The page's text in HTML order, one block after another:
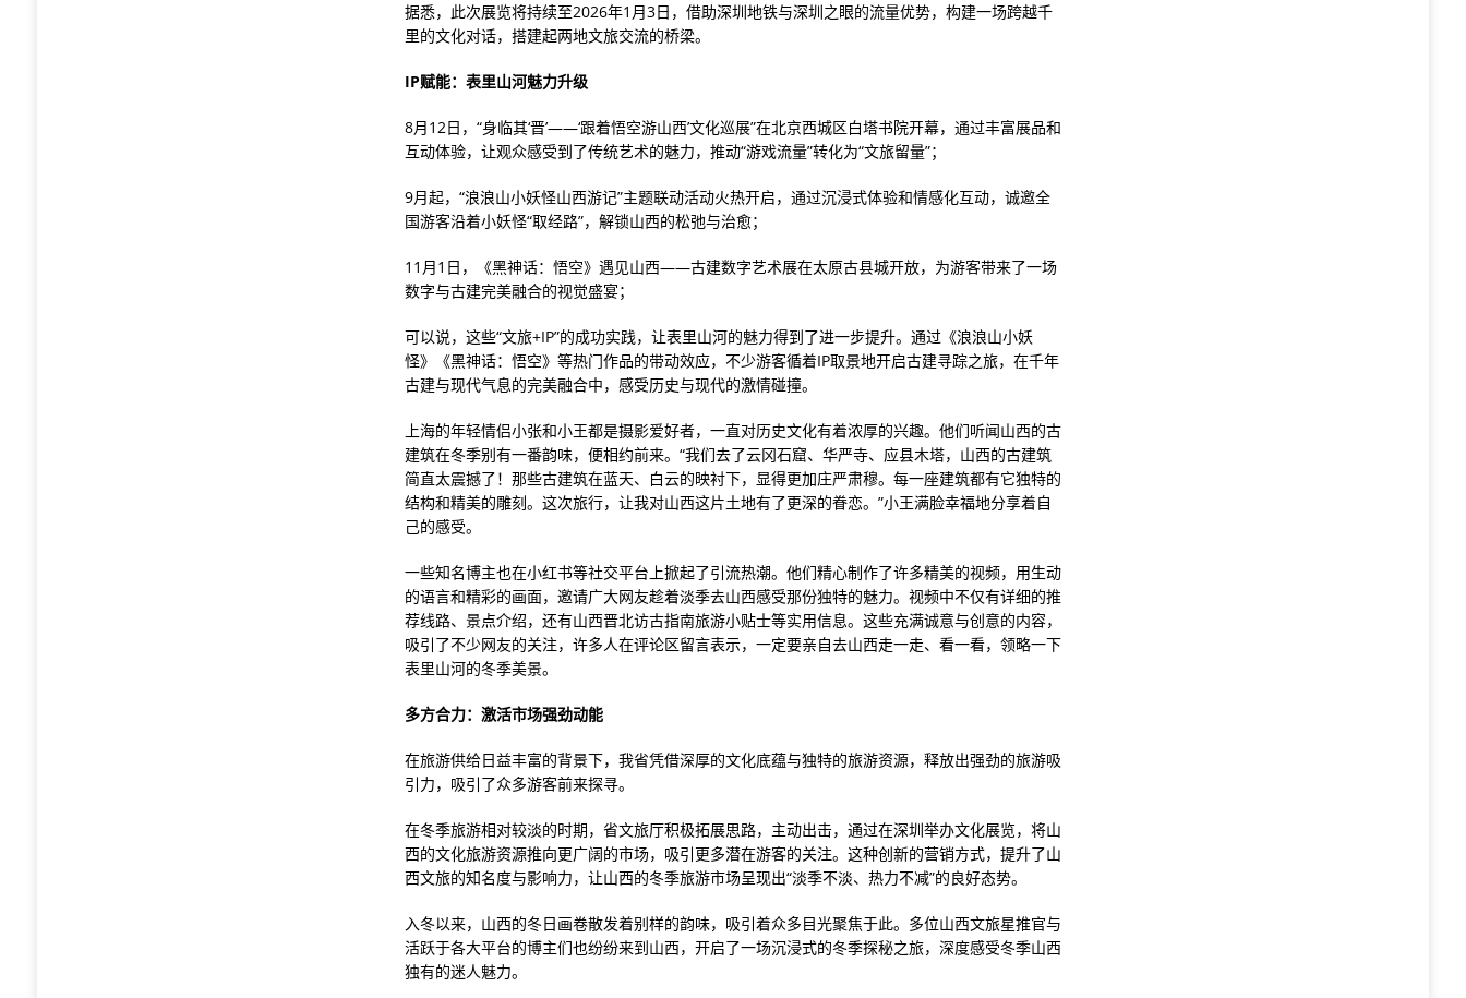
据悉，此次展览将持续至2026年1月3日，借助深圳地铁与深圳之眼的流量优势，构建一场跨越千
里的文化对话，搭建起两地文旅交流的桥梁。
IP赋能：表里山河魅力升级
8月12日，“身临其‘晋’——‘跟着悟空游山西’文化巡展”在北京西城区白塔书院开幕，通过丰富展品和
互动体验，让观众感受到了传统艺术的魅力，推动“游戏流量”转化为“文旅留量”；
9月起，“浪浪山小妖怪山西游记”主题联动活动火热开启，通过沉浸式体验和情感化互动，诚邀全
国游客沿着小妖怪“取经路”，解锁山西的松弛与治愈；
11月1日，《黑神话：悟空》遇见山西——古建数字艺术展在太原古县城开放，为游客带来了一场
数字与古建完美融合的视觉盛宴；
可以说，这些“文旅+IP”的成功实践，让表里山河的魅力得到了进一步提升。通过《浪浪山小妖
怪》《黑神话：悟空》等热门作品的带动效应，不少游客循着IP取景地开启古建寻踪之旅，在千年
古建与现代气息的完美融合中，感受历史与现代的激情碰撞。
上海的年轻情侣小张和小王都是摄影爱好者，一直对历史文化有着浓厚的兴趣。他们听闻山西的古
建筑在冬季别有一番韵味，便相约前来。“我们去了云冈石窟、华严寺、应县木塔，山西的古建筑
简直太震撼了！那些古建筑在蓝天、白云的映衬下，显得更加庄严肃穆。每一座建筑都有它独特的
结构和精美的雕刻。这次旅行，让我对山西这片土地有了更深的眷恋。”小王满脸幸福地分享着自
己的感受。
一些知名博主也在小红书等社交平台上掀起了引流热潮。他们精心制作了许多精美的视频，用生动
的语言和精彩的画面，邀请广大网友趁着淡季去山西感受那份独特的魅力。视频中不仅有详细的推
荐线路、景点介绍，还有山西晋北访古指南旅游小贴士等实用信息。这些充满诚意与创意的内容，
吸引了不少网友的关注，许多人在评论区留言表示，一定要亲自去山西走一走、看一看，领略一下
表里山河的冬季美景。
多方合力：激活市场强劲动能
在旅游供给日益丰富的背景下，我省凭借深厚的文化底蕴与独特的旅游资源，释放出强劲的旅游吸
引力，吸引了众多游客前来探寻。
在冬季旅游相对较淡的时期，省文旅厅积极拓展思路，主动出击，通过在深圳举办文化展览，将山
西的文化旅游资源推向更广阔的市场，吸引更多潜在游客的关注。这种创新的营销方式，提升了山
西文旅的知名度与影响力，让山西的冬季旅游市场呈现出“淡季不淡、热力不减”的良好态势。
入冬以来，山西的冬日画卷散发着别样的韵味，吸引着众多目光聚焦于此。多位山西文旅星推官与
活跃于各大平台的博主们也纷纷来到山西，开启了一场沉浸式的冬季探秘之旅，深度感受冬季山西
独有的迷人魅力。